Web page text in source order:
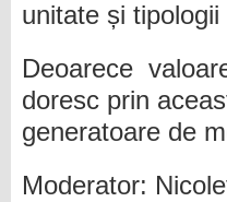
unitate și tipologii
Deoarece
doresc prin
generatoare de
Moderator: